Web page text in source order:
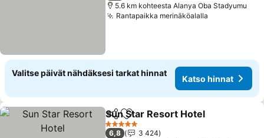
5.6 km kohteesta Alanya Oba Stadyumu
Rantapaikka merinäköalalla
Valitse päivät nähdäksesi tarkat hinnat
Katso hinnat
Jaa Lisää suosikkeihin
Sun Star Resort Hotel
5 Tähtiluokitus
6,8
3 424